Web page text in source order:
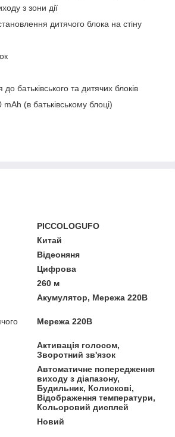
з зони дії
дитячого блока на стіну
батьківського та дитячих блоків
(в батьківському блоці)
PICCOLOGUFO
Китай
Відеоняня
Цифрова
260 м
Акумулятор, Мережа 220В
Мережа 220В
Активація голосом,
Зворотний зв'язок
Автоматичне попередження
виходу з діапазону,
Будильник, Колискові,
Відображення температури,
Кольоровий дисплей
Новий